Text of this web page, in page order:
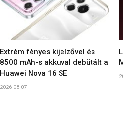
Extrém fényes kijelzővel és
8500 mAh-s akkuval debütált a
Huawei Nova 16 SE
2026-08-07